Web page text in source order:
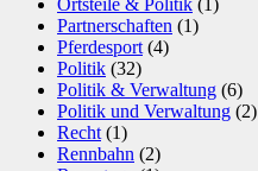
Ortsteile & Politik (1)
Partnerschaften (1)
Pferdesport(4)
Politik (32)
Politik & Verwaltung (6)
Politik und Verwaltung (2)
Recht(1)
Rennbahn (2)